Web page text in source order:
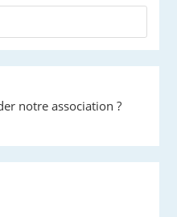
notre association ?